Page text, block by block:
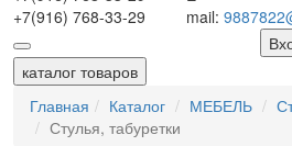
+7(916) 768-33-29
mail:
каталог товаров
Главная
Каталог МЕБЕЛЬ
Стулья, табуретки